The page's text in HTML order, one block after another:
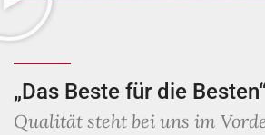
„Das Beste für die
Qualität steht bei uns im